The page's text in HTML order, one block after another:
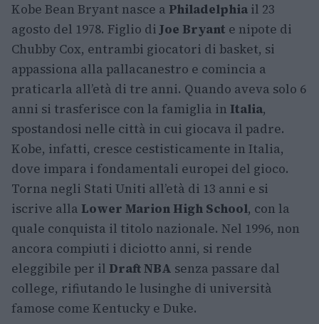
Kobe Bean Bryant nasce a Philadelphia il 23
agosto del 1978. Figlio diJoe Bryant e nipote di
Chubby Cox, entrambi giocatori di basket, si
appassiona alla pallacanestro e comincia a
praticarla all’età di tre anni. Quando aveva solo 6
anni si trasferisce con la famiglia in Italia,
spostandosi nelle città in cui giocava il padre.
Kobe, infatti, cresce cestisticamente in Italia,
dove impara i fondamentali europei del gioco.
Torna negli Stati Uniti all’età di 13 anni e si
iscrive alla Lower Marion High School, con la
quale conquista il titolo nazionale. Nel 1996, non
ancora compiuti i diciotto anni, si rende
eleggibile per il Draft NBA senza passare dal
college, rifiutando le lusinghe di università
famose come Kentucky e Duke.